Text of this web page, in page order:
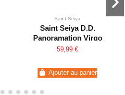
Saint Seiya
Saint Seiya D.D.
Panoramation Virgo
Shaka
59,99 €
Ajouter au panier